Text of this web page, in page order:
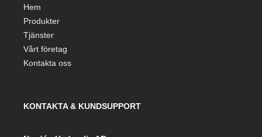
Hem
Produkter
Tjänster
Vårt företag
Kontakta oss
KONTAKTA & KUNDSUPPORT